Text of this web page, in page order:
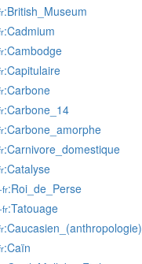
:British_Museum
:Cadmium
:Cambodge
:Capitulaire
:Carbone
:Carbone_14
:Carbone_amorphe
:Carnivore_domestique
:Catalyse
fr:Roi_de_Perse
fr:Tatouage
:Caucasien_(anthropologie)
:Caïn